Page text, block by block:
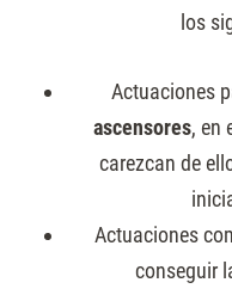
los
Actuaciones
ascensores, en
carezcan de
Actuaciones
conseguir